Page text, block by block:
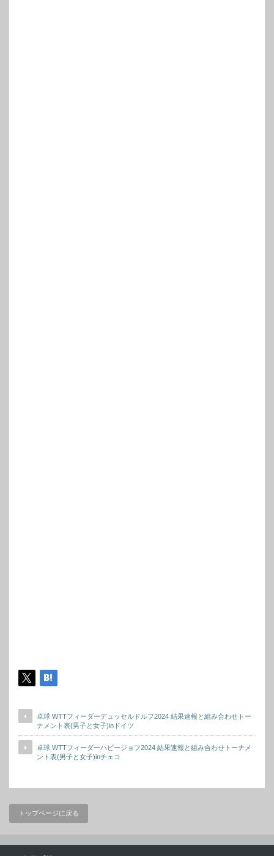
卓球 WTTフィーダーデュッセルドルフ2024 結果速報と組み合わせトー
ナメント表(男子と女子)inドイツ
卓球 WTTフィーダーハビージョフ2024 結果速報と組み合わせトーナメ
ント表(男子と女子)inチェコ
トップページに戻る